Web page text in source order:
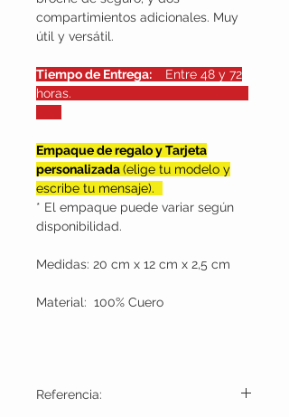
compartimientos adicionales. Muy
útil y versátil.
Tiempo de Entrega:
Entre 48 y 72
horas.
Empaque de regalo y Tarjeta
personalizada(elige tu modelo y
escribe tu mensaje).
* El empaque puede variar según
disponibilidad.
Medidas: 20 cm x 12 cm x 2,5 cm
Material: 100% Cuero
Referencia: